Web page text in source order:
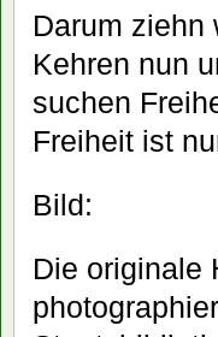
Darum ziehn
Kehren nun
suchen
Freiheit ist
Bild:
Die originale